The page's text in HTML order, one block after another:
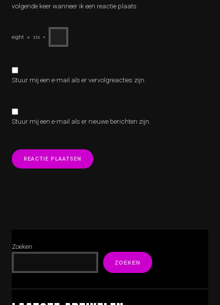
volgende keer wanneer ik een reactie plaats.
eight × six =
Stuur mij een e-mail als er vervolgreacties zijn.
Stuur mij een e-mail als er nieuwe berichten zijn.
Zoeken
ZOEKEN